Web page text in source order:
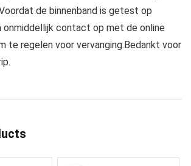
de binnenband is getest op
onmiddellijk contact op met de online
te regelen voor vervanging.Bedankt voor